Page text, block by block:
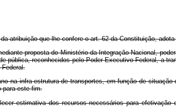
atribuição que lhe confere o art. 62 da Constituição,
proposta do Ministério da Integração Nacional,
pública, reconhecidos pelo Poder Executivo Federal, a
na infra-estrutura de transportes, em função de
para este fim.
estimativa dos recursos necessários para